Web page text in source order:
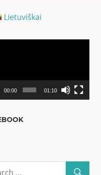
Lietuviškai
00:00 01:10